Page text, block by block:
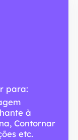
para:
à
Contornar
etc.